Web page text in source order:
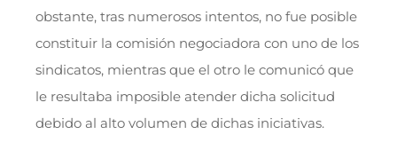
obstante, tras numerosos intentos, no fue posible
constituir la comisión negociadora con uno de los
sindicatos, mientras que el otro le comunicó que
le resultaba imposible atender dicha solicitud
debido al alto volumen de dichas iniciativas.